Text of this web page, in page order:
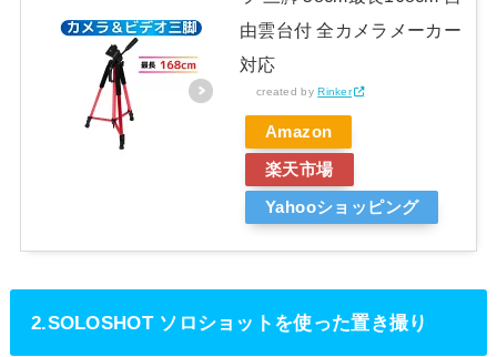
由雲台付 全カメラメーカー
対応
created byRinker
Amazon
楽天市場
Yahooショッピング
2.SOLOSHOT ソロショットを使った置き撮り